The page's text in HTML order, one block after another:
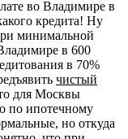
во Владимире в
кредита! Ну
минимальной
в 600
в 70%
чистый
для Москвы
по ипотечному
но откуда